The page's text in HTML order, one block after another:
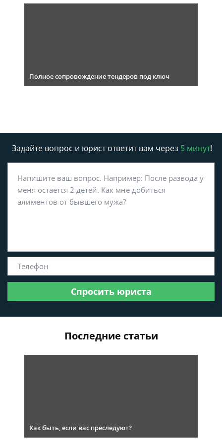
Полное сопровождение тендеров под ключ
Задайте вопрос и юрист ответит вам через 5 минут!
Спросить юриста
Последние статьи
Как быть, если вас преследуют?